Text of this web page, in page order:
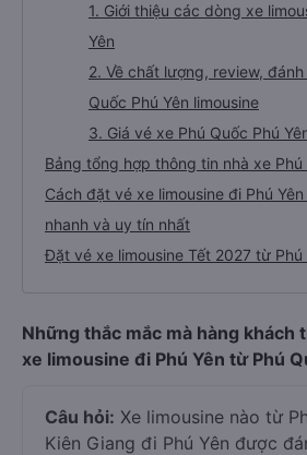
1. Giới thiệu các dòng xe
Yên
2. Về chất lượng, review,
Quốc Phú Yên limousine
3. Giá vé xe Phú Quốc Phú
Bảng tổng hợp thông tin nhà xe Phú
Cách đặt vé xe limousine đi Phú
nhanh và uy tín nhất
Đặt vé xe limousine Tết 2027 từ Phú
Những thắc mắc mà hàng khách
xe limousine đi Phú Yên từ Phú
Câu hỏi: Xe limousine nào từ
Kiên Giang đi Phú Yên được